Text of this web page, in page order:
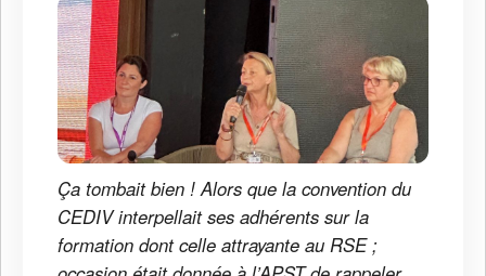
Ça tombait bien ! Alors que la convention du
CEDIV interpellait ses adhérents sur la
formation dont celle attrayante au RSE ;